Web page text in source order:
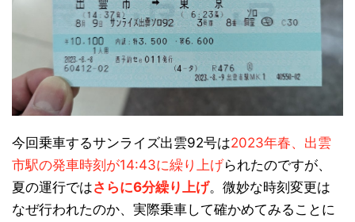
今回乗車するサンライズ出雲92号は2023年春、出雲
市駅の発車時刻が14:43に繰り上げられたのですが、
夏の運行ではさらに6分繰り上げ。微妙な時刻変更は
なぜ行われたのか、実際乗車して確かめてみることに